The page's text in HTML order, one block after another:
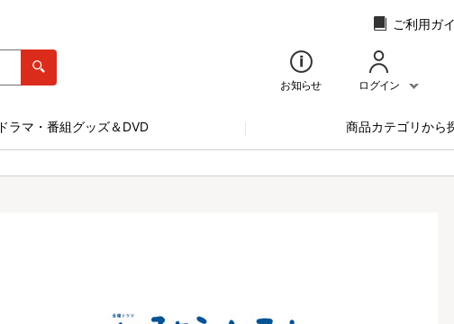
ご利用ガ
お知らせ ログイン
ドラマ・番組グッズ＆DVD 商品カテゴリから